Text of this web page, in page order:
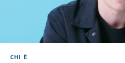
CHI È